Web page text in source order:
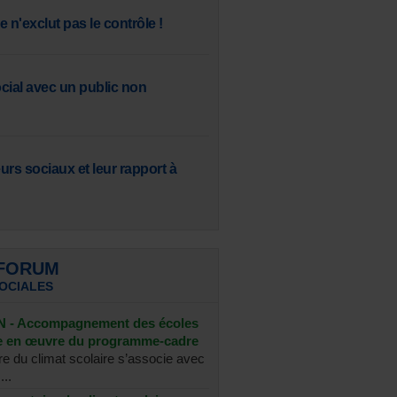
n'exclut pas le contrôle !
avec un public non
sociaux et leur rapport à
- Accompagnement des écoles
en œuvre du programme-cadre
du climat scolaire s’associe avec